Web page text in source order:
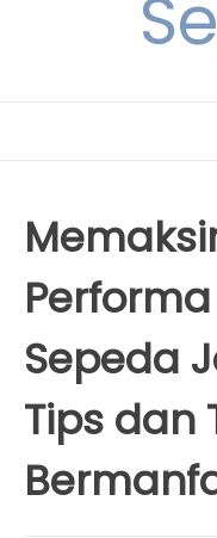
Sepeda
Tips dan